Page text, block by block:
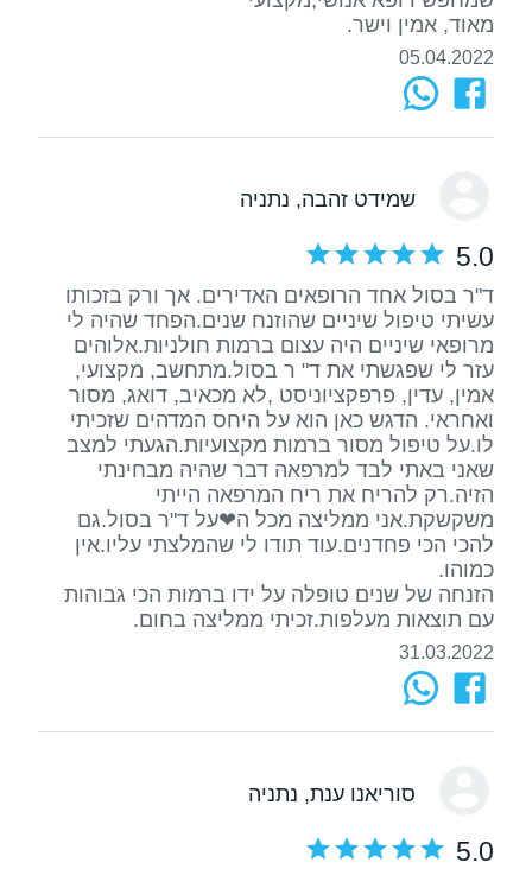
מאוד, אמין וישר.
05.04.2022
שמידט זהבה, נתניה
5.0
ד"ר בסול אחד הרופאים האדירים. אך ורק בזכותו
עשיתי טיפול שיניים שהוזנח שנים.הפחד שהיה לי
מרופאי שיניים היה עצום ברמות חולניות.אלוהים
עזר לי שפגשתי את ד" ר בסול.מתחשב, מקצועי,
אמין, עדין, פרפקציוניסט ,לא מכאיב, דואג, מסור
ואחראי. הדגש כאן הוא על היחס המדהים שזכיתי
לו.על טיפול מסור ברמות מקצועיות.הגעתי למצב
שאני באתי לבד למרפאה דבר שהיה מבחינתי
הזיה.רק להריח את ריח המרפאה הייתי
משקשקת.אני ממליצה מכל ה❤על ד"ר בסול.גם
להכי הכי פחדנים.עוד תודו לי שהמלצתי עליו.אין
הזנחה של שנים טופלה על ידו ברמות הכי גבוהות
עם תוצאות מעלפות.זכיתי ממליצה בחום.
31.03.2022
סוריאנו ענת, נתניה
5.0